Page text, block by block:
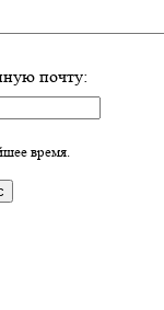
почту:
время.